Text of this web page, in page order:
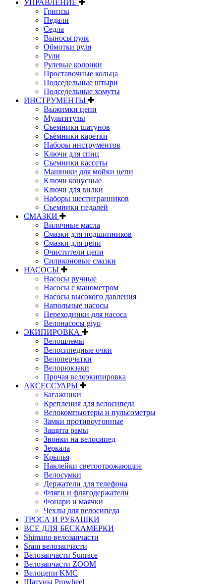
УПРАВЛЕНИЕ
Грипсы
Педали
Седла
Выносы руля
Обмотки руля
Рули
Рулевые колонки
Проставочные кольца
Подседельные штыри
Подседельные хомуты
ИНСТРУМЕНТЫ
Выжимки цепи
Мультитулы
Съемники шатунов
Съёмники каретки
Наборы инструментов
Ключи для спиц
Съемники кассеты
Машинки для мойки цепи
Ключи конусные
Ключи для вилки
Наборы шестигранников
Съемники педалей
СМАЗКИ
Вилочные масла
Смазки для подшипников
Смазки для цепи
Очистители цепи
Силиконовые смазки
НАСОСЫ
Насосы ручные
Насосы с манометром
Насосы высокого давления
Напольные насосы
Переходники для насоса
Велонасосы giyo
ЭКИПИРОВКА
Велошлемы
Велосипедные очки
Велоперчатки
Велорюкзаки
Прочая велоэкипировка
АКСЕССУАРЫ
Багажники
Крепления для велосипеда
Велокомпьютеры и пульсометры
Замки противоугонные
Защита рамы
Звонки на велосипед
Зеркала
Крылья
Наклейки светоотрожающие
Велосумки
Держатели для телефона
Фляги и флягодержатели
Фонари и маячки
Чехлы для велосипеда
ТРОСА И РУБАШКИ
ВСЕ ДЛЯ БЕСКАМЕРКИ
Shimano велозапчасти
Sram велозапчасти
Велозапчасти Sunrace
Велозапчасти ZOOM
Велоцепи KMC
Шатуны Prowheel